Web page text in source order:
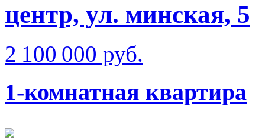
центр, ул. минская, 5
2 100 000 руб.
1-комнатная квартира